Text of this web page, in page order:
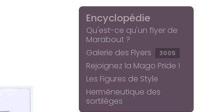
Encyclopédie
Qu'est-ce qu'un flyer de
Marabout ?
Galerie des Flyers
3005
Rejoignez la Mago Pride !
Les Figures de Style
Herméneutique des
sortilèges